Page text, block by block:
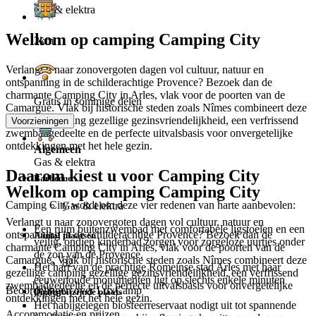
Gas & elektra
Welkom op camping Camping City
Verlangt u naar zonovergoten dagen vol cultuur, natuur en
ontspanning in de schilderachtige Provence? Bezoek dan de
charmante Camping City in Arles, vlak voor de poorten van de
Camargue. Vlak bij historische steden zoals Nîmes combineert deze
gezellige camping gezellige gezinsvriendelijkheid, een verfrissend
zwembadgedeelte en de perfecte uitvalsbasis voor onvergetelijke
ontdekkingen met het hele gezin.
Daarom kiest u voor Camping City
Camping City wordt om deze vier redenen van harte aanbevolen:
Een ruim buitenzwembad met comfortabele ligstoelen en een
veilig, ondiep kinderbad zorgen voor zorgeloze uurtjes onder
de zon van de Provence.
Het hart van de prachtige Romeinse stad Arles met haar
eeuwenoude monumenten ligt op slechts enkele minuten
lopen.
Het nabijgelegen biosfeerreservaat nodigt uit tot spannende
2km
Gratis in sommige delen
Gas & elektra
Welkom op camping Camping City
Verlangt u naar zonovergoten dagen vol cultuur, natuur en
ontspanning in de schilderachtige Provence? Bezoek dan de
charmante Camping City in Arles, vlak voor de poorten van de
Camargue. Vlak bij historische steden zoals Nîmes combineert deze
gezellige camping gezellige gezinsvriendelijkheid, een verfrissend
zwembadgedeelte en de perfecte uitvalsbasis voor onvergetelijke
ontdekkingen met het hele gezin.
Voorzieningen
Algemeen
Barbecue
Gas & elektra
Aantal plaatsen
82
Dichtstbijzijnde plaats
Beoordelingen over LuxCamp